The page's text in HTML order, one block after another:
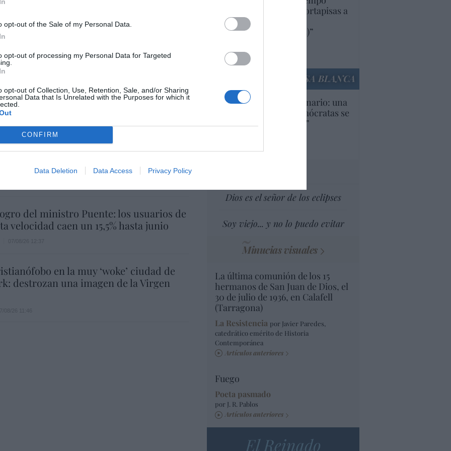
opt-out of the Sale of my Personal Data.
opt-out of processing my Personal Data for Targeted
opt-out of Collection, Use, Retention, Sale, and/or Sharing
Data that Is Unrelated with the Purposes for which it
CONFIRM
Data Deletion Data Access Privacy Policy
Discovery’ asume ya 600 millones en
británica easyJet pasará a manos del
total
Comienza el diálogo entre chavismo y
de la oposición, pero los venezolanos
del ministro Puente: los usuarios de
velocidad caen un 15,5% hasta junio
en la muy ‘woke’ ciudad de
destrozan una imagen de la Virgen
poniendo aranceles y cortapisas a
productos y compañías
americanas (y europeas)”
Artículos anteriores
LA CASA BLANCA
EEUU. Inquietante escenario: una
tercera parte de los demócratas se
define como “socialista”
Dios es el señor de los eclipses
Soy viejo... y no lo puedo evitar
Minucias visuales
La última comunión de los 15
hermanos de San Juan de Dios, el
30 de julio de 1936, en Calafell
(Tarragona)
La Resistencia por Javier Paredes,
catedrático emérito de Historia
Contemporánea
Artículos anteriores
Fuego
Poeta pasmado
por J. R. Pablos
Artículos anteriores
El Reinado